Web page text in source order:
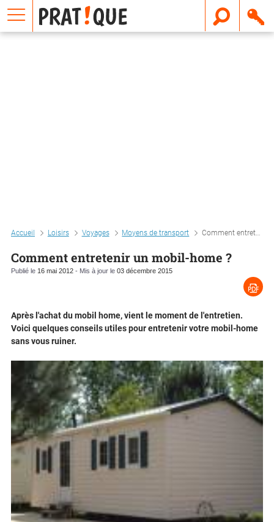
Accueil Loisirs Voyages Moyens de transport Comment entretenir un mobil-home ?
Comment entretenir un mobil-home ?
Publié le 16 mai 2012 - Mis à jour le 03 décembre 2015
Après l'achat du mobil home, vient le moment de l'entretien.
Voici quelques conseils utiles pour entretenir votre mobil-home
sans vous ruiner.
E
m
a